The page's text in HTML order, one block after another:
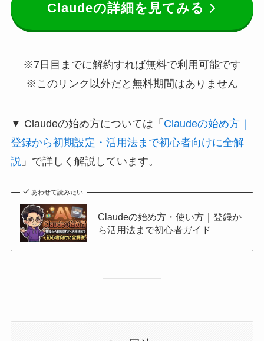
Claudeの詳細を見てみる
※7日目までに解約すれば無料で利用可能です
※このリンク以外だと無料期間はありません
▼ Claudeの始め方については「 Claudeの始め方｜
登録から初期設定・活用法まで初心者向けに全解
説」で詳しく解説しています。
あわせて読みたい
Claudeの始め方・使い方｜登録か
ら活用法まで初心者ガイド